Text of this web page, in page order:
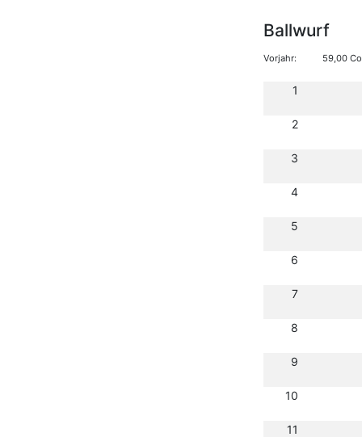
Ballwurf
Vorjahr: 59,00
1
2
3
4
5
6
7
8
9
10
11